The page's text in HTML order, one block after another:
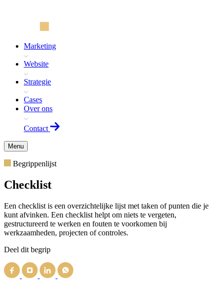
Marketing
Website
Strategie
Cases
Over ons
Contact
Menu
Begrippenlijst
Checklist
Een checklist is een overzichtelijke lijst met taken of punten die je
kunt afvinken. Een checklist helpt om niets te vergeten,
gestructureerd te werken en fouten te voorkomen bij
werkzaamheden, projecten of controles.
Deel dit begrip